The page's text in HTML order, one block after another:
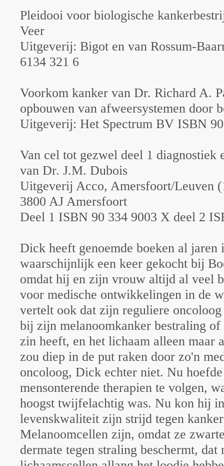
Pleidooi voor biologische
Veer
Uitgeverij: Bigot en van Rossum-
6134 321 6
Voorkom kanker van Dr. Richard A.
opbouwen van afweersystemen door
Uitgeverij: Het Spectrum BV ISBN
Van cel tot gezwel deel 1 diagnostiek
van Dr. J.M. Dubois
Uitgeverij Acco, Amersfoort/Leuven
3800 AJ Amersfoort
Deel 1 ISBN 90 334 9003 X deel 2
Dick heeft genoemde boeken al jaren
waarschijnlijk een keer gekocht bij
omdat hij en zijn vrouw altijd al veel
voor medische ontwikkelingen in de
vertelt ook dat zijn reguliere oncoloog
bij zijn melanoomkanker bestraling of
zin heeft, en het lichaam alleen maar
zou diep in de put raken door zo'n
oncoloog, Dick echter niet. Nu
mensonterende therapien te volgen,
hoogst twijfelachtig was. Nu kon hij
levenskwaliteit zijn strijd tegen
Melanoomcellen zijn, omdat ze
dermate tegen straling beschermt, dat